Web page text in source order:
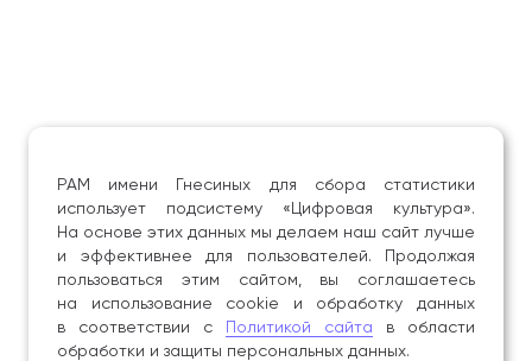
РАМ имени Гнесиных для сбора статистики
использует подсистему «Цифровая культура».
На основе этих данных мы делаем наш сайт лучше
и эффективнее для пользователей. Продолжая
пользоваться этим сайтом, вы соглашаетесь
на использование cookie и обработку данных
в соответствии с Политикой сайта в области
обработки и защиты персональных данных.